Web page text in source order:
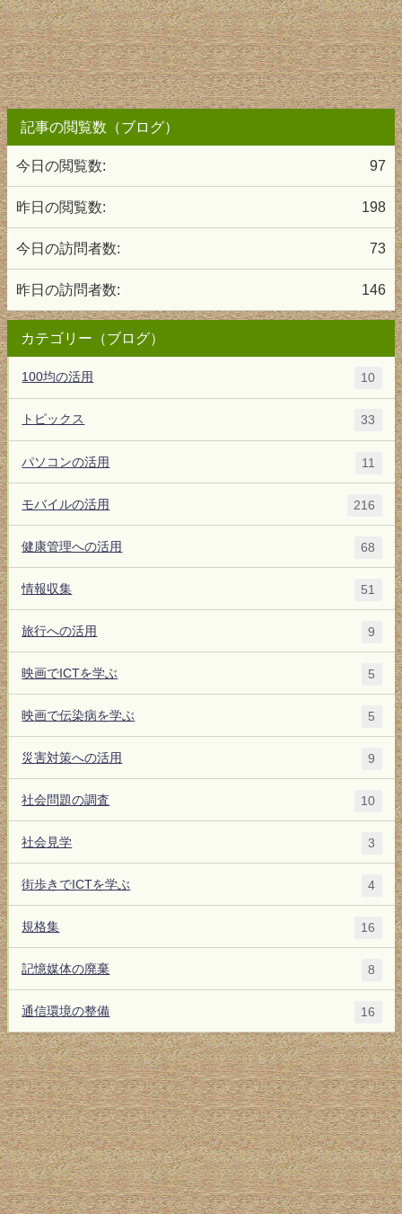
記事の閲覧数（ブログ）
97
今日の閲覧数:
198
昨日の閲覧数:
73
今日の訪問者数:
146
昨日の訪問者数:
カテゴリー（ブログ）
100均の活用 10
トピックス 33
パソコンの活用 11
モバイルの活用 216
健康管理への活用 68
情報収集 51
旅行への活用 9
映画でICTを学ぶ 5
映画で伝染病を学ぶ 5
災害対策への活用 9
社会問題の調査 10
社会見学 3
街歩きでICTを学ぶ 4
規格集 16
記憶媒体の廃棄 8
通信環境の整備 16